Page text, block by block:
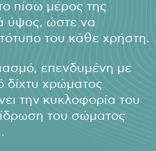
πίσω μέρος της
ύψος, ώστε να
του κάθε χρήστη.
επενδυμένη με
δίχτυ χρώματος
την κυκλοφορία του
του σώματος